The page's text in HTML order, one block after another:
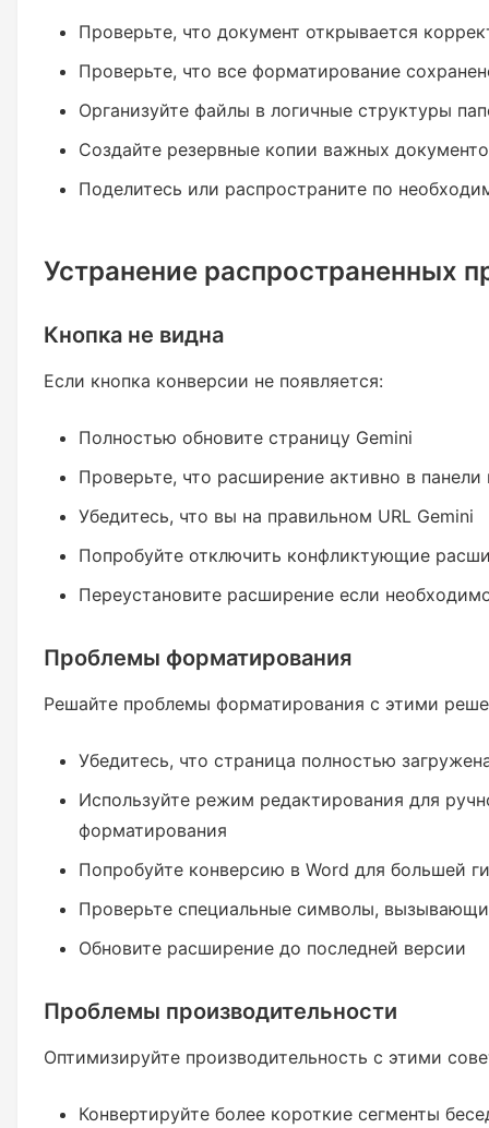
Проверьте, что документ открывается
Проверьте, что все форматирование
Организуйте файлы в логичные структуры
Создайте резервные копии важных
Поделитесь или распространите по
Устранение распространенных
Кнопка не видна
Если кнопка конверсии не появляется:
Полностью обновите страницу Gemini
Проверьте, что расширение активно в панели
Убедитесь, что вы на правильном URL Gemini
Попробуйте отключить конфликтующие
Переустановите расширение если
Проблемы форматирования
Решайте проблемы форматирования с этими
Убедитесь, что страница полностью
Используйте режим редактирования для
форматирования
Попробуйте конверсию в Word для большей
Проверьте специальные символы,
Обновите расширение до последней версии
Проблемы производительности
Оптимизируйте производительность с этими
Конвертируйте более короткие сегменты